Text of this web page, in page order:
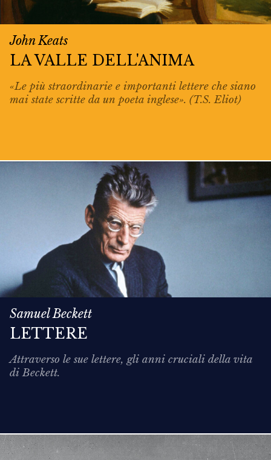
John Keats
LA VALLE DELL'ANIMA
«Le più straordinarie e importanti lettere che siano
mai state scritte da un poeta inglese». (T.S. Eliot)
Samuel Beckett
LETTERE
Attraverso le sue lettere, gli anni cruciali della vita
di Beckett.